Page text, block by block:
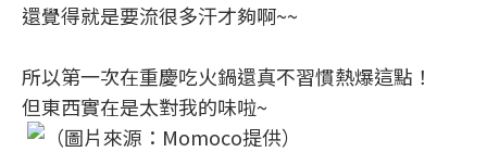
還覺得就是要流很多汗才夠啊~~
所以第一次在重慶吃火鍋還真不習慣熱爆這點！
但東西實在是太對我的味啦~